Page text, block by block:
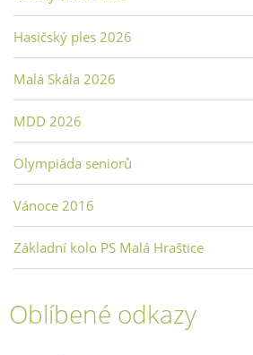
Hasičský ples 2026
Malá Skála 2026
MDD 2026
Olympiáda seniorů
Vánoce 2016
Základní kolo PS Malá Hraštice
Oblíbené odkazy